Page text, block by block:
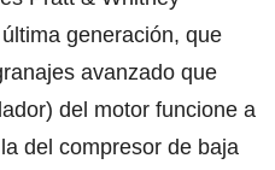
generación, que
avanzado que
del motor funcione a
del compresor de baja